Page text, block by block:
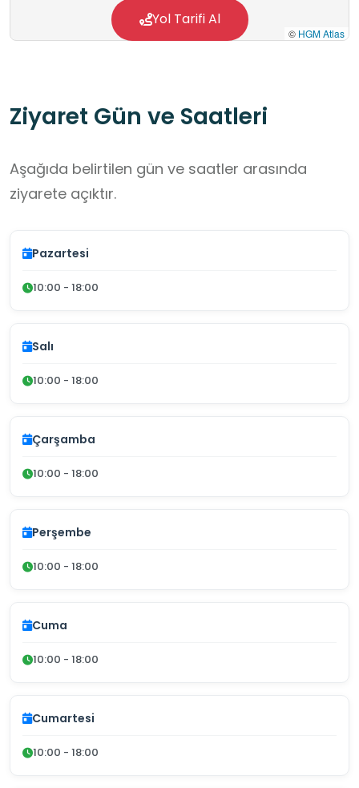
© HGM Atlas
Yol Tarifi Al
Ziyaret Gün ve Saatleri
Aşağıda belirtilen gün ve saatler arasında
ziyarete açıktır.
Pazartesi
10:00 - 18:00
Salı
10:00 - 18:00
Çarşamba
10:00 - 18:00
Perşembe
10:00 - 18:00
Cuma
10:00 - 18:00
Cumartesi
10:00 - 18:00